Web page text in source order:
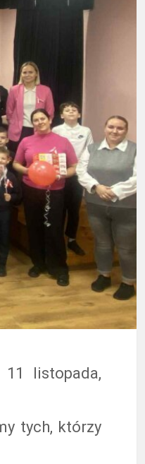
listopada,
tych, którzy